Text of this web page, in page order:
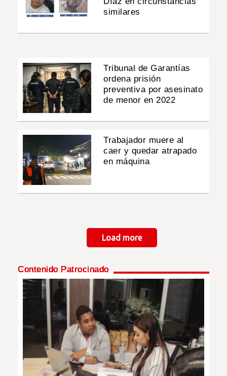
similares
Tribunal de Garantías
ordena prisión
preventiva por asesinato
de menor en 2022
Trabajador muere al
caer y quedar atrapado
en máquina
Load more
Contenido Patrocinado